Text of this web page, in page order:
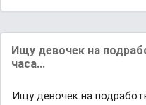
Ищу девочек на
часа...
Ищу девочек на